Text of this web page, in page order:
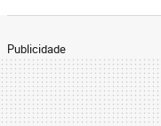
Publicidade